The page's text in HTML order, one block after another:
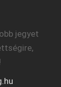
jegyet